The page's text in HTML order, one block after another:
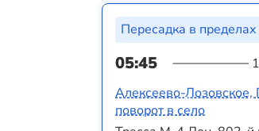
Пересадка в пределах
05:45
Алексеево-
поворот в село